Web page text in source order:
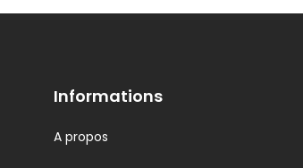
Informations
A propos